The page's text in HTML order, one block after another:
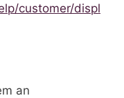
customer/displ
an